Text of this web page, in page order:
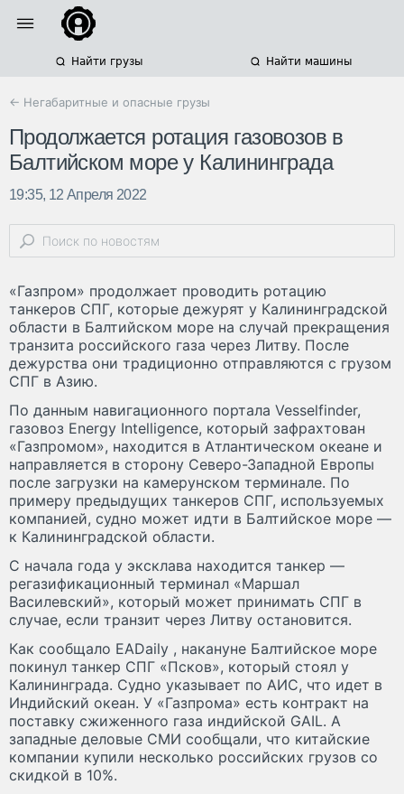
Найти грузы Найти машины
← Негабаритные и опасные грузы
Продолжается ротация газовозов в
Балтийском море у Калининграда
19:35, 12 Апреля 2022
«Газпром» продолжает проводить ротацию
танкеров СПГ, которые дежурят у Калининградской
области в Балтийском море на случай прекращения
транзита российского газа через Литву. После
дежурства они традиционно отправляются с грузом
СПГ в Азию.
По данным навигационного портала Vesselfinder,
газовоз Energy Intelligence, который зафрахтован
«Газпромом», находится в Атлантическом океане и
направляется в сторону Северо-Западной Европы
после загрузки на камерунском терминале. По
примеру предыдущих танкеров СПГ, используемых
компанией, судно может идти в Балтийское море —
к Калининградской области.
С начала года у эксклава находится танкер —
регазификационный терминал «Маршал
Василевский», который может принимать СПГ в
случае, если транзит через Литву остановится.
Как сообщало EADaily , накануне Балтийское море
покинул танкер СПГ «Псков», который стоял у
Калининграда. Судно указывает по АИС, что идет в
Индийский океан. У «Газпрома» есть контракт на
поставку сжиженного газа индийской GAIL. А
западные деловые СМИ сообщали, что китайские
компании купили несколько российских грузов со
скидкой в 10%.